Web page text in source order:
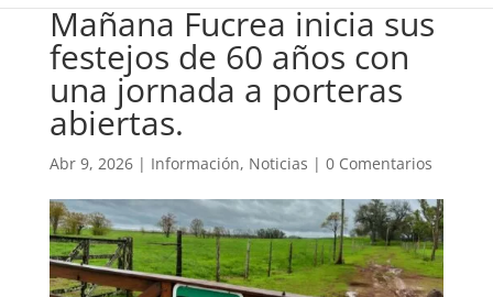
Mañana Fucrea inicia sus
festejos de 60 años con
una jornada a porteras
abiertas.
Abr 9, 2026| Información, Noticias | 0 Comentarios